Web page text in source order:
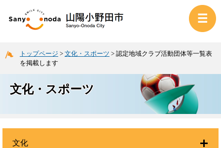
トップページ > 文化・スポーツ > 認定地域クラブ活動団体等一覧表
を掲載します
文化・スポーツ
文化